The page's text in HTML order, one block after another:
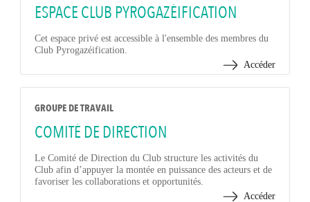
ESPACE CLUB PYROGAZÉIFICATION
Cet espace privé est accessible à l'ensemble des membres du
Club Pyrogazéification.
Accéder
GROUPE DE TRAVAIL
COMITÉ DE DIRECTION
Le Comité de Direction du Club structure les activités du
Club afin d’appuyer la montée en puissance des acteurs et de
favoriser les collaborations et opportunités.
Accéder